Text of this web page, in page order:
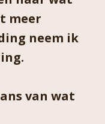
meer
neem ik
van wat